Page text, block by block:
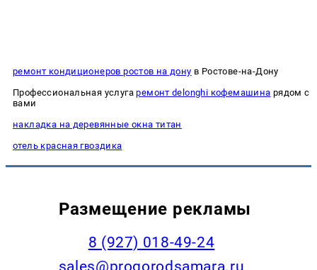
ремонт кондиционеров ростов на дону в Ростове-на-Дону
Профессиональная услугаремонт delonghi кофемашина рядом с
вами
накладка на деревянные окна титан
отель красная гвоздика
Размещение рекламы
8 (927) 018-49-24
sales@progorodsamara.ru